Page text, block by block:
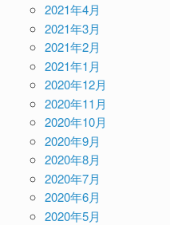
2021年4月
2021年3月
2021年2月
2021年1月
2020年12月
2020年11月
2020年10月
2020年9月
2020年8月
2020年7月
2020年6月
2020年5月